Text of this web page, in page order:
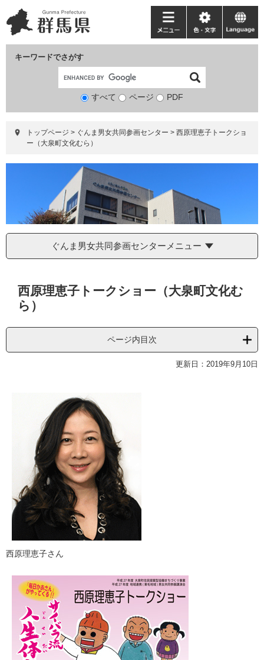
ー
ジ
ニ
ュ
て
キーワードでさがす
検
象
すべて ページ PDF
メ
ニ
ー
色・
文
language
トップページ > ぐんま男女共同参画センター > 西原理恵子トークショ
ー（大泉町文化むら）
ぐんま男女共同参画センターメニュー
西原理恵子トークショー（大泉町文化む
ら）
ページ内目次
更新日：2019年9月10日
​西原理恵子さん